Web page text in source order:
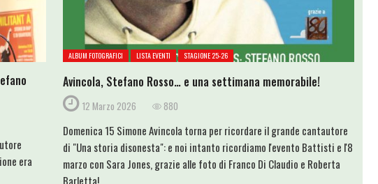
era
ALBUM FOTOGRAFICI LISTA EVENTI STAGIONE 25-26
Avincola, Stefano Rosso… e una settimana memorabile!
12 Marzo 2026 880
Domenica 15 Simone Avincola torna per ricordare il grande cantautore
di "Una storia disonesta": e noi intanto ricordiamo l'evento Battisti e l'8
marzo con Sara Jones, grazie alle foto di Franco Di Claudio e Roberta
Barletta!